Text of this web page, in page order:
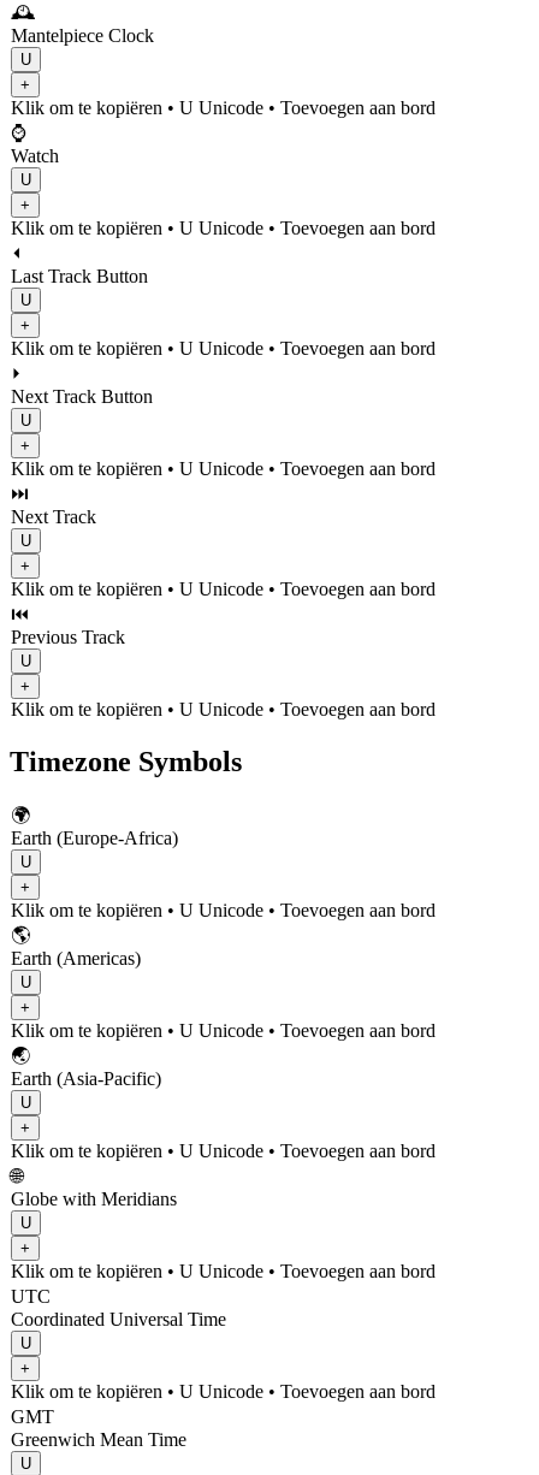
🕰️
Mantelpiece Clock
U
+
Klik om te kopiëren • U Unicode • Toevoegen aan bord
⌚
Watch
U
+
Klik om te kopiëren • U Unicode • Toevoegen aan bord
⏴️
Last Track Button
U
+
Klik om te kopiëren • U Unicode • Toevoegen aan bord
⏵️
Next Track Button
U
+
Klik om te kopiëren • U Unicode • Toevoegen aan bord
⏭️
Next Track
U
+
Klik om te kopiëren • U Unicode • Toevoegen aan bord
⏮️
Previous Track
U
+
Klik om te kopiëren • U Unicode • Toevoegen aan bord
Timezone Symbols
🌍
Earth (Europe-Africa)
U
+
Klik om te kopiëren • U Unicode • Toevoegen aan bord
🌎
Earth (Americas)
U
+
Klik om te kopiëren • U Unicode • Toevoegen aan bord
🌏
Earth (Asia-Pacific)
U
+
Klik om te kopiëren • U Unicode • Toevoegen aan bord
🌐
Globe with Meridians
U
+
Klik om te kopiëren • U Unicode • Toevoegen aan bord
UTC
Coordinated Universal Time
U
+
Klik om te kopiëren • U Unicode • Toevoegen aan bord
GMT
Greenwich Mean Time
U